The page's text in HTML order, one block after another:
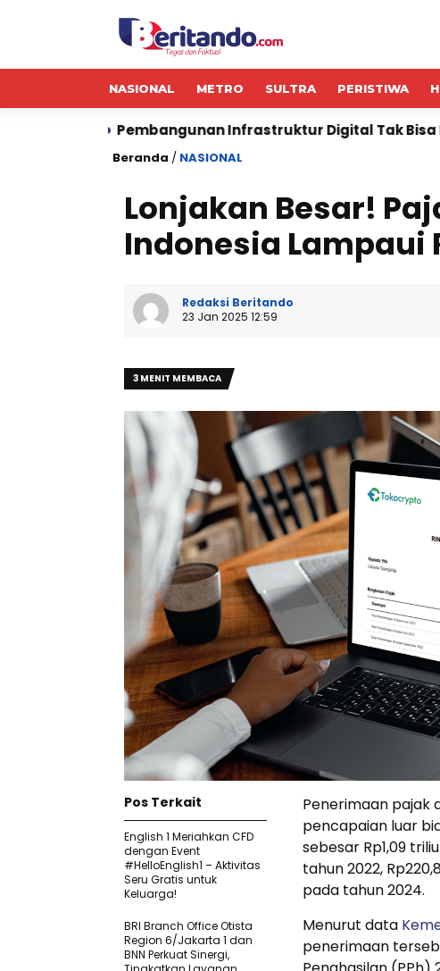
NASIONAL METRO SULTRA PERISTIWA
Infrastruktur Digital Tak Bisa Ditanggung
Beranda / NASIONAL
Lonjakan Besar!
Indonesia Lampaui
Redaksi Beritando
23 Jan 2025 12:59
3 MENIT MEMBACA
Penerimaan pajak
pencapaian luar
sebesar Rp1,09
tahun 2022,
pada tahun 2024.
Menurut data
penerimaan
Pos Terkait
English 1 Meriahkan CFD
dengan Event
#HelloEnglish1 – Aktivitas
Seru Gratis untuk
Keluarga!
BRI Branch Office Otista
Region 6/Jakarta 1 dan
BNN Perkuat Sinergi,